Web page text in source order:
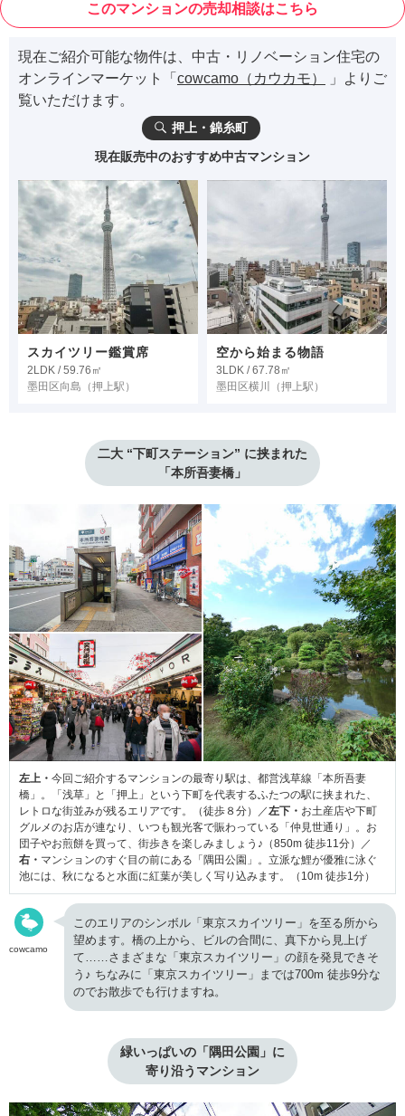
このマンションの売却相談はこちら
現在ご紹介可能な物件は、中古・リノベーション住宅の
オンラインマーケット「 cowcamo（カウカモ）
」よりご
覧いただけます。
押上・錦糸町
現在販売中のおすすめ中古マンション
スカイツリー鑑賞席
2LDK / 59.76㎡
墨田区向島 （押上駅）
空から始まる物語
3LDK / 67.78㎡
墨田区横川
（押上駅）
二大 “下町ステーション” に挟まれた
「本所吾妻橋」
左上・ 今回ご紹介するマンションの最寄り駅は、都営浅草線「本所吾妻
橋」。「浅草」と「押上」という下町を代表するふたつの駅に挟まれた、
レトロな街並みが残るエリアです。（徒歩８分）／左下・ お土産店や下町
グルメのお店が連なり、いつも観光客で賑わっている「仲見世通り」。お
団子やお煎餅を買って、街歩きを楽しみましょう♪（850m 徒歩11分）／
右・ マンションのすぐ目の前にある「隅田公園」。立派な鯉が優雅に泳ぐ
池には、秋になると水面に紅葉が美しく写り込みます。（10m 徒歩1分）
cowcamo
このエリアのシンボル「東京スカイツリー」を至る所から
望めます。橋の上から、ビルの合間に、真下から見上げ
て……さまざまな「東京スカイツリー」の顔を発見できそ
う♪ ちなみに「東京スカイツリー」までは700m 徒歩9分な
のでお散歩でも行けますね。
緑いっぱいの「隅田公園」に
寄り沿うマンション